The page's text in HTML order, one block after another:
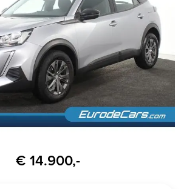
€ 14.900,-